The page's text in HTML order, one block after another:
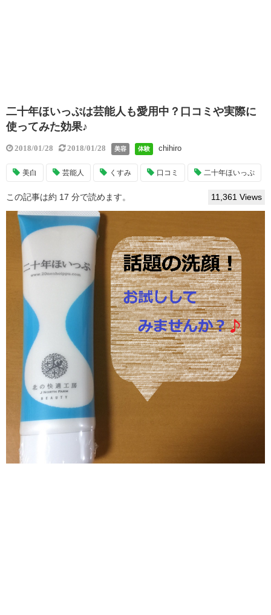
二十年ほいっぷは芸能人も愛用中？口コミや実際に
使ってみた効果♪
2018/01/28 2018/01/28 美容 体験 chihiro
美白 芸能人 くすみ 口コミ 二十年ほいっぷ
この記事は約 17 分で読めます。 11,361 Views